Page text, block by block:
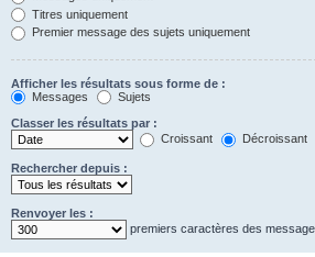
Titres uniquement
Premier message des sujets uniquement
Afficher les résultats sous forme de :
Messages
Sujets
Classer les résultats par :
Croissant
Décroissant
Rechercher depuis :
Renvoyer les :
premiers caractères des